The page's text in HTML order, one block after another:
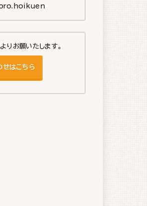
りお願いたします。
せはこちら